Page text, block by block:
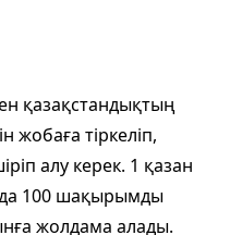
қазақстандықтың
жобаға тіркеліп,
алу керек. 1 қазан
100 шақырымды
жолдама алады.